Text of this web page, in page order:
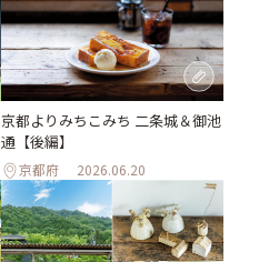
京都よりみちこみち 二条城＆御池
通【後編】
京都府 2026.06.20